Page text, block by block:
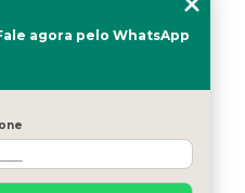
B, Sl 49 - Asa Sul
70361-520
agora pelo WhatsApp